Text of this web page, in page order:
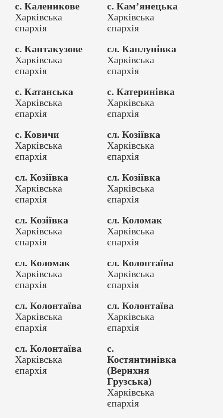
с. Каленикове
Харківська
єпархія
с. Кам’янецька
Харківська
єпархія
с. Кантакузове
Харківська
єпархія
сл. Каплунівка
Харківська
єпархія
с. Катанська
Харківська
єпархія
с. Катеринівка
Харківська
єпархія
с. Ковичи
Харківська
єпархія
сл. Козіївка
Харківська
єпархія
сл. Козіївка
Харківська
єпархія
сл. Козіївка
Харківська
єпархія
сл. Козіївка
Харківська
єпархія
сл. Коломак
Харківська
єпархія
сл. Коломак
Харківська
єпархія
сл. Колонтаїва
Харківська
єпархія
сл. Колонтаїва
Харківська
єпархія
сл. Колонтаїва
Харківська
єпархія
сл. Колонтаїва
Харківська
єпархія
с.
Костянтинівка
(Вернхня
Грузська)
Харківська
єпархія